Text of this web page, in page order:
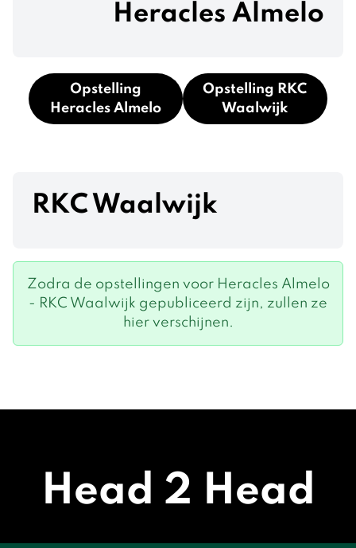
Heracles Almelo
Opstelling
Heracles Almelo
Opstelling RKC
Waalwijk
RKC Waalwijk
Zodra de opstellingen voor Heracles Almelo
- RKC Waalwijk gepubliceerd zijn, zullen ze
hier verschijnen.
Head 2 Head